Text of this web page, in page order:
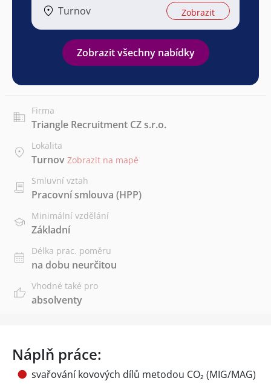
Turnov Zobrazit
Zobrazit všechny nabídky
Firma
Triangle Recruitment CZ s.r.o.
Lokalita
Turnov Zobrazit na mapě
Smluvní vztah
Pracovní smlouva (HPP)
Minimální vzdělání
Základní
Délka prac. poměru
na dobu neurčitou
Vhodné také pro
absolventy
Náplň práce:
svařování kovových dílů metodou CO₂ (MIG/MAG)